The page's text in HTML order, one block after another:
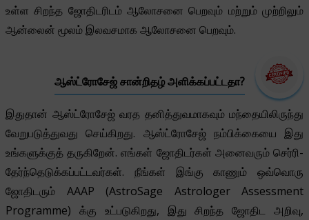
உள்ள சிறந்த ஜோதிடரிடம் ஆலோசனை பெறவும் மற்றும் முற்றிலும்
ஆன்லைன் மூலம் இலவசமாக ஆலோசனை பெறவும்.
ஆஸ்ட்ரோசேஜ் சான்றிதழ் அளிக்கப்பட்டதா?
இதுதான் ஆஸ்ட்ரோசேஜ் வரத தனித்துவமாகவும் மந்தையிலிருந்து
வேறுபடுத்துவது செய்கிறது. ஆஸ்ட்ரோசேஜ் நம்பிக்கையை இது
உங்களுக்குத் தருகிறேன். எங்கள் ஜோதிடர்கள் அனைவரும் செர்ரி-
தேர்ந்தெடுக்கப்பட்டவர்கள். நீங்கள் இங்கு காணும் ஒவ்வொரு
ஜோதிடரும் AAAP (AstroSage Astrologer Assessment
Programme) க்கு உட்படுகிறது, இது சிறந்த ஜோதிட அறிவு,